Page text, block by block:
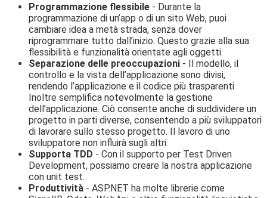
Programmazione flessibile - Durante la
programmazione di un’app o di un sito Web, puoi
cambiare idea a metà strada, senza dover
riprogrammare tutto dall’inizio. Questo grazie alla sua
flessibilità e funzionalità orientate agli oggetti.
Separazione delle preoccupazioni - Il modello, il
controllo e la vista dell’applicazione sono divisi,
rendendo l’applicazione e il codice più trasparenti.
Inoltre semplifica notevolmente la gestione
dell’applicazione. Ciò consente anche di suddividere un
progetto in parti diverse, consentendo a più sviluppatori
di lavorare sullo stesso progetto. Il lavoro di uno
sviluppatore non influirà sugli altri.
Supporta TDD - Con il supporto per Test Driven
Development, possiamo creare la nostra applicazione
con unit test.
Produttività - ASP.NET ha molte librerie come